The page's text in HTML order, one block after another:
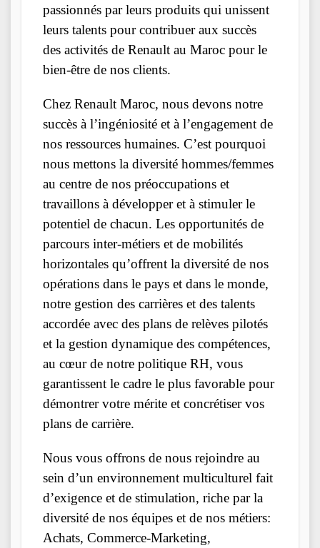
passionnés par leurs produits qui unissent
leurs talents pour contribuer aux succès
des activités de Renault au Maroc pour le
bien-être de nos clients.
Chez Renault Maroc, nous devons notre
succès à l’ingéniosité et à l’engagement de
nos ressources humaines. C’est pourquoi
nous mettons la diversité hommes/femmes
au centre de nos préoccupations et
travaillons à développer et à stimuler le
potentiel de chacun. Les opportunités de
parcours inter-métiers et de mobilités
horizontales qu’offrent la diversité de nos
opérations dans le pays et dans le monde,
notre gestion des carrières et des talents
accordée avec des plans de relèves pilotés
et la gestion dynamique des compétences,
au cœur de notre politique RH, vous
garantissent le cadre le plus favorable pour
démontrer votre mérite et concrétiser vos
plans de carrière.
Nous vous offrons de nous rejoindre au
sein d’un environnement multiculturel fait
d’exigence et de stimulation, riche par la
diversité de nos équipes et de nos métiers:
Achats, Commerce-Marketing,